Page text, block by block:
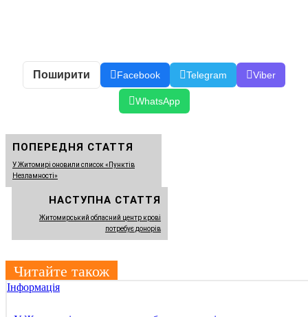
Поширити Facebook Telegram Viber
WhatsApp
ПОПЕРЕДНЯ СТАТТЯ
У Житомирі оновили список «Пунктів
Незламності»
НАСТУПНА СТАТТЯ
Житомирський обласний центр крові
потребує донорів
Читайте також
Інформація